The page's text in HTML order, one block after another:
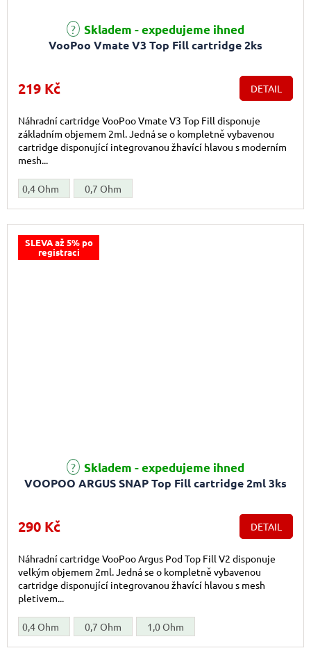
VooPoo Vmate V3 Top Fill cartridge 2ks
Průměrné hodnocení produktu je 4,7 z 5 hvězdiček.
Skladem - expedujeme ihned
219 Kč DETAIL
Náhradní cartridge VooPoo Vmate V3 Top Fill disponuje
základním objemem 2ml. Jedná se o kompletně vybavenou
cartridge disponující integrovanou žhavící hlavou s moderním
mesh...
0,4 Ohm 0,7 Ohm
SLEVA až 5% po
registraci
VOOPOO ARGUS SNAP Top Fill cartridge 2ml 3ks
Skladem - expedujeme ihned
290 Kč DETAIL
Náhradní cartridge VooPoo Argus Pod Top Fill V2 disponuje
velkým objemem 2ml. Jedná se o kompletně vybavenou
cartridge disponující integrovanou žhavící hlavou s mesh
pletivem...
0,4 Ohm 0,7 Ohm 1,0 Ohm